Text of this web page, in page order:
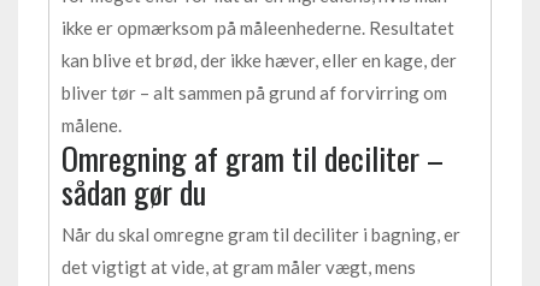
ikke er opmærksom på måleenhederne. Resultatet
kan blive et brød, der ikke hæver, eller en kage, der
bliver tør – alt sammen på grund af forvirring om
målene.
Omregning af gram til deciliter –
sådan gør du
Når du skal omregne gram til deciliter i bagning, er
det vigtigt at vide, at gram måler vægt, mens